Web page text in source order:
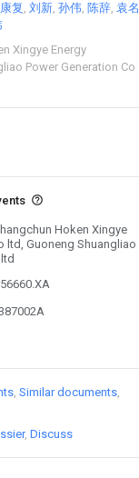
康复 刘新 孙伟 陈辞 袁名
Xingye Energy
Power Generation Co
Hoken Xingye
ltd, Guoneng Shuangliao
Similar documents
Discuss